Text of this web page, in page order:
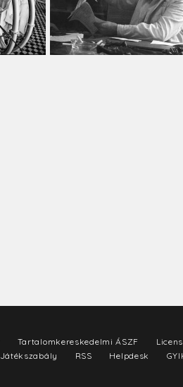
Tartalomkereskedelmi ÁSZF
Játékszabály RSS Helpdesk